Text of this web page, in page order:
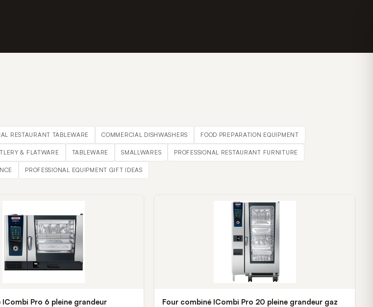
RESTAURANT TABLEWARE COMMERCIAL DISHWASHERS FOOD PREPARATION EQUIPMENT
& FLATWARE TABLEWARE SMALLWARES PROFESSIONAL RESTAURANT FURNITURE
PROFESSIONAL EQUIPMENT GIFT IDEAS
ICombi Pro 6 pleine grandeur
Four combiné ICombi Pro 20 pleine grandeur gaz